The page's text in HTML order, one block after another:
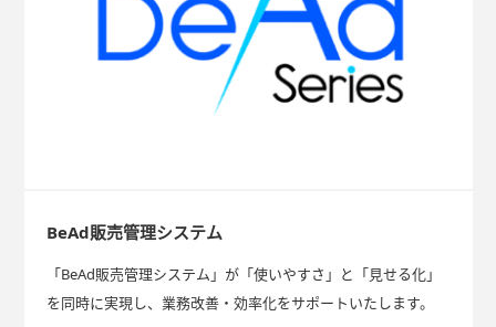
BeAd販売管理システム
「BeAd販売管理システム」が「使いやすさ」と「見せる化」
を同時に実現し、業務改善・効率化をサポートいたします。